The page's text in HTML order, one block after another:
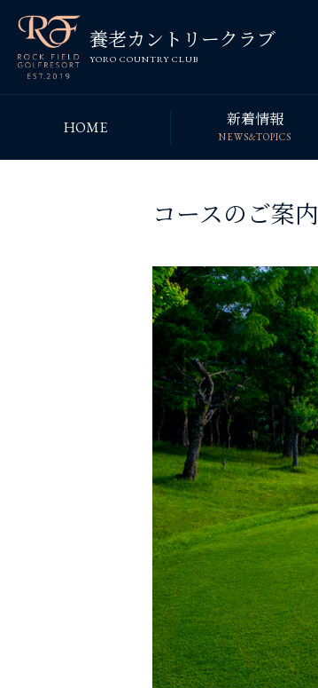
養老カントリークラブ
YORO COUNTRY CLUB
HOME 新着情報
NEWS&TOPICS
コースのご案内